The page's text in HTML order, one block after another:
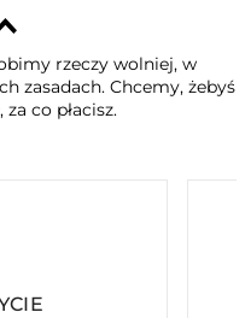
rzeczy wolniej, w
zasadach. Chcemy, żebyś
za co płacisz.